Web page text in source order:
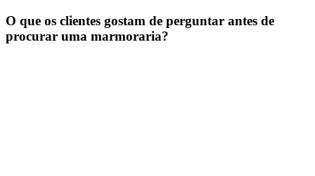
O que os clientes gostam de perguntar antes de
procurar uma marmoraria?